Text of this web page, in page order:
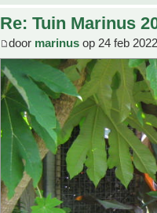
Re: Tuin Marinus
door marinus op 24 feb